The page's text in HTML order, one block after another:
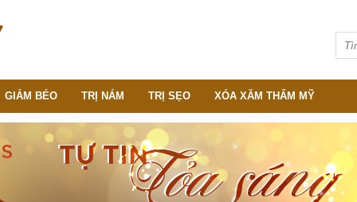
GIẢM BÉO TRỊ NÁM TRỊ SẸO XÓA XĂM THẨM MỸ